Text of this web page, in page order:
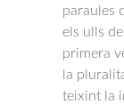
paraules
els ulls
primera
la
teixint la